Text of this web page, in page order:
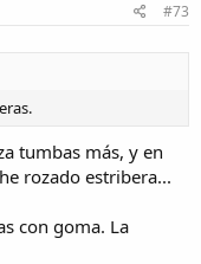
#73
tumbas más, y en
rozado estribera...
con goma. La